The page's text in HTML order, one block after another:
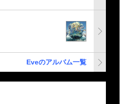
Eveのアルバム一覧